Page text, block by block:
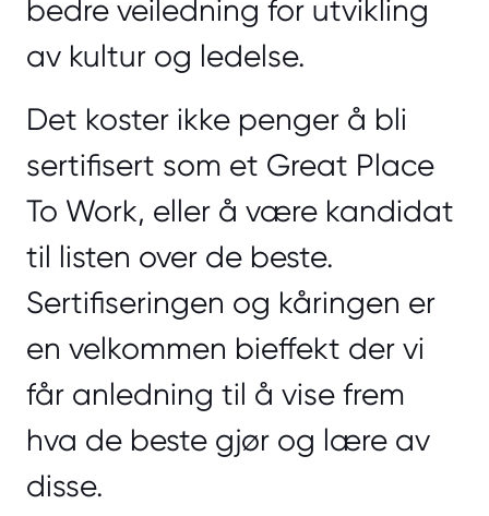
bedre veiledning for utvikling
av kultur og ledelse.
Det koster ikke penger å bli
sertifisert som et Great Place
To Work, eller å være kandidat
til listen over de beste.
Sertifiseringen og kåringen er
en velkommen bieffekt der vi
får anledning til å vise frem
hva de beste gjør og lære av
disse.